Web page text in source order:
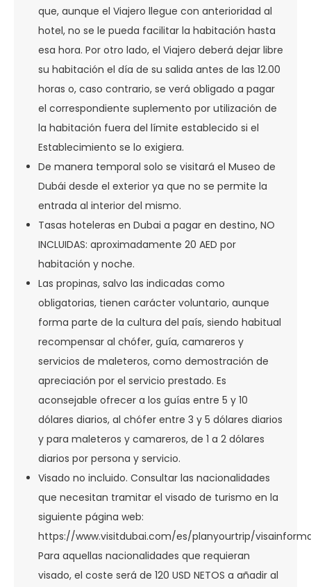
que, aunque el Viajero llegue con anterioridad al
hotel, no se le pueda facilitar la habitación hasta
esa hora. Por otro lado, el Viajero deberá dejar libre
su habitación el día de su salida antes de las 12.00
horas o, caso contrario, se verá obligado a pagar
el correspondiente suplemento por utilización de
la habitación fuera del límite establecido si el
Establecimiento se lo exigiera.
De manera temporal solo se visitará el Museo de
Dubái desde el exterior ya que no se permite la
entrada al interior del mismo.
Tasas hoteleras en Dubai a pagar en destino, NO
INCLUIDAS: aproximadamente 20 AED por
habitación y noche.
Las propinas, salvo las indicadas como
obligatorias, tienen carácter voluntario, aunque
forma parte de la cultura del país, siendo habitual
recompensar al chófer, guía, camareros y
servicios de maleteros, como demostración de
apreciación por el servicio prestado. Es
aconsejable ofrecer a los guías entre 5 y 10
dólares diarios, al chófer entre 3 y 5 dólares diarios
y para maleteros y camareros, de 1 a 2 dólares
diarios por persona y servicio.
Visado no incluido. Consultar las nacionalidades
que necesitan tramitar el visado de turismo en la
siguiente página web:
https://www.visitdubai.com/es/planyourtrip/
Para aquellas nacionalidades que requieran
visado, el coste será de 120 USD NETOS a añadir al